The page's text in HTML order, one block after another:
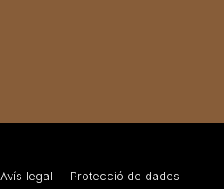
Avís legal Protecció de dades